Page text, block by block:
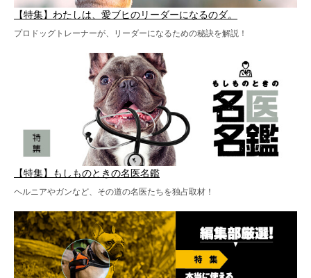
【特集】わたしは、愛ブヒのリーダーになるのダ。
プロドッグトレーナーが、リーダーになるための秘訣を解説！
【特集】もしものときの名医名鑑
ヘルニアやガンなど、その道の名医たちを独占取材！